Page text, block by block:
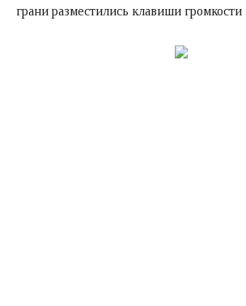
грани разместились клавиши громкости